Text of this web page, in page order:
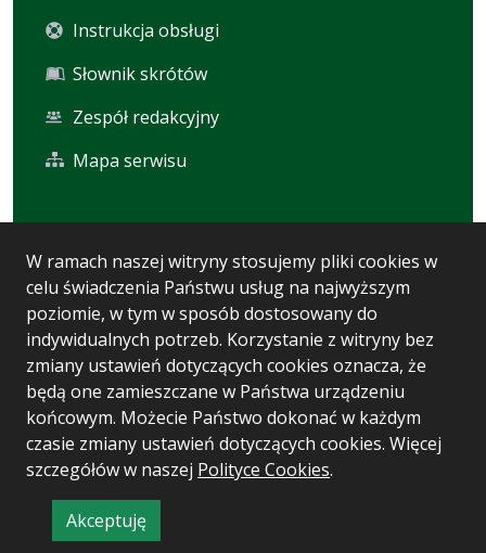
W ramach naszej witryny stosujemy pliki cookies w
celu świadczenia Państwu usług na najwyższym
poziomie, w tym w sposób dostosowany do
indywidualnych potrzeb. Korzystanie z witryny bez
zmiany ustawień dotyczących cookies oznacza, że
będą one zamieszczane w Państwa urządzeniu
końcowym. Możecie Państwo dokonać w każdym
czasie zmiany ustawień dotyczących cookies. Więcej
szczegółów w naszej Polityce Cookies.
Akceptuję
informację
Instrukcja obsługi
Słownik skrótów
Zespół redakcyjny
Mapa serwisu
Statystyki oglądalności
Ostatnio dodane
Polityka prywatności
Wersja systemu: 5.7.0 [93]
Ostatnia aktualizacja BIP: 04.08.2026 10:33
CMS i hosting: Logonet Sp. z o.o. w Bydgoszczy